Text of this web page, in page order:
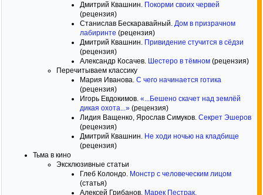
Дмитрий Квашнин. Покорми своих червей
(рецензия)
Станислав Бескаравайный. Дом в призрачном
лабиринте (рецензия)
Дмитрий Квашнин. Привидение стучится в сёдзи
(рецензия)
Александр Косачев. Шестеро в тёмном (рецензия)
Перечитываем классику
Мария Иванова. С чего начинается готика
(рецензия)
Игорь Евдокимов. «...Бешено скачет над землёй
дикая охота...» (рецензия)
Лидия Ващенко, Ярослав Симуков. Секрет Эшеров
(рецензия)
Дмитрий Квашнин. Не ходи ночью на кладбище
(рецензия)
Тьма в кино
Эксклюзивные статьи
Глеб Колондо. Монстр с человеческим лицом
(статья)
Алексей Грибанов. Марек Пестрак,